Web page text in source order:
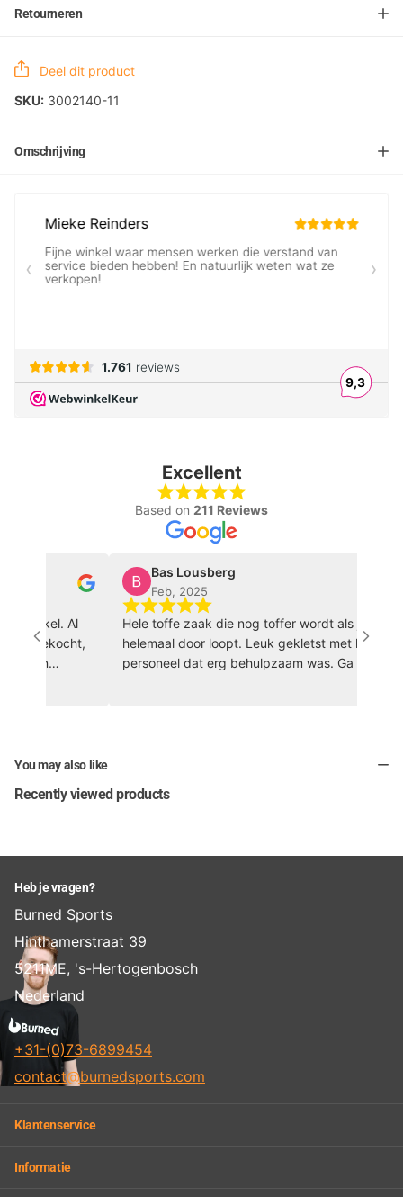
Retourneren
Deel dit product
SKU: 3002140-11
Omschrijving
Excellent
Based on 211 Reviews
Al
gekocht,
Bas Lousberg
Feb, 2025
Hele toffe zaak die nog toffer wordt als je hem
helemaal door loopt. Leuk gekletst met het
personeel dat erg behulpzaam was. Ga zo door
You may also like
Recently viewed products
Heb je vragen?
Burned Sports
Hinthamerstraat 39
5211ME, 's-Hertogenbosch
Nederland
+31-(0)73-6899454
contact@burnedsports.com
Klantenservice
Informatie